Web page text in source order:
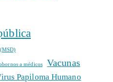
a médicos Vacunas
Papiloma Humano